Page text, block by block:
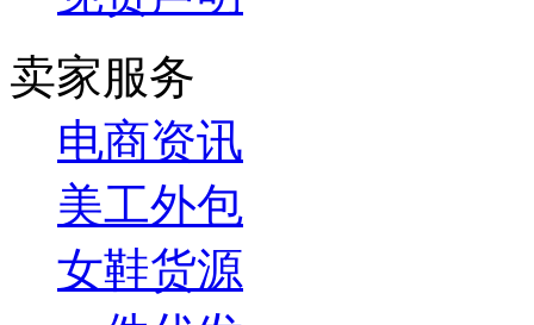
卖家服务
电商资讯
美工外包
女鞋货源